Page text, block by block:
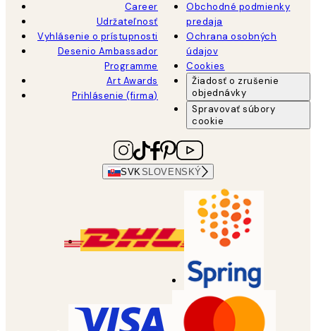
Career
Udržateľnosť
Vyhlásenie o prístupnosti
Desenio Ambassador
Programme
Art Awards
Prihlásenie (firma)
Obchodné podmienky
predaja
Ochrana osobných
údajov
Cookies
Žiadosť o zrušenie
objednávky
Spravovať súbory
cookie
SVK SLOVENSKÝ